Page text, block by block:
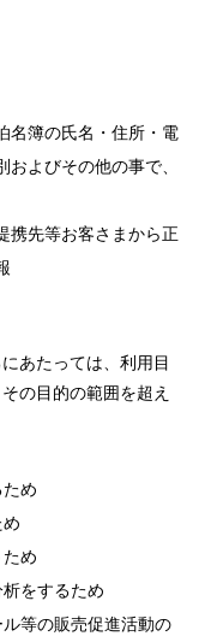
名簿の氏名・住所・電
よびその他の事で、
携先等お客さまから正
あたっては、利用目
の目的の範囲を超え
め
め
をするため
等の販売促進活動の